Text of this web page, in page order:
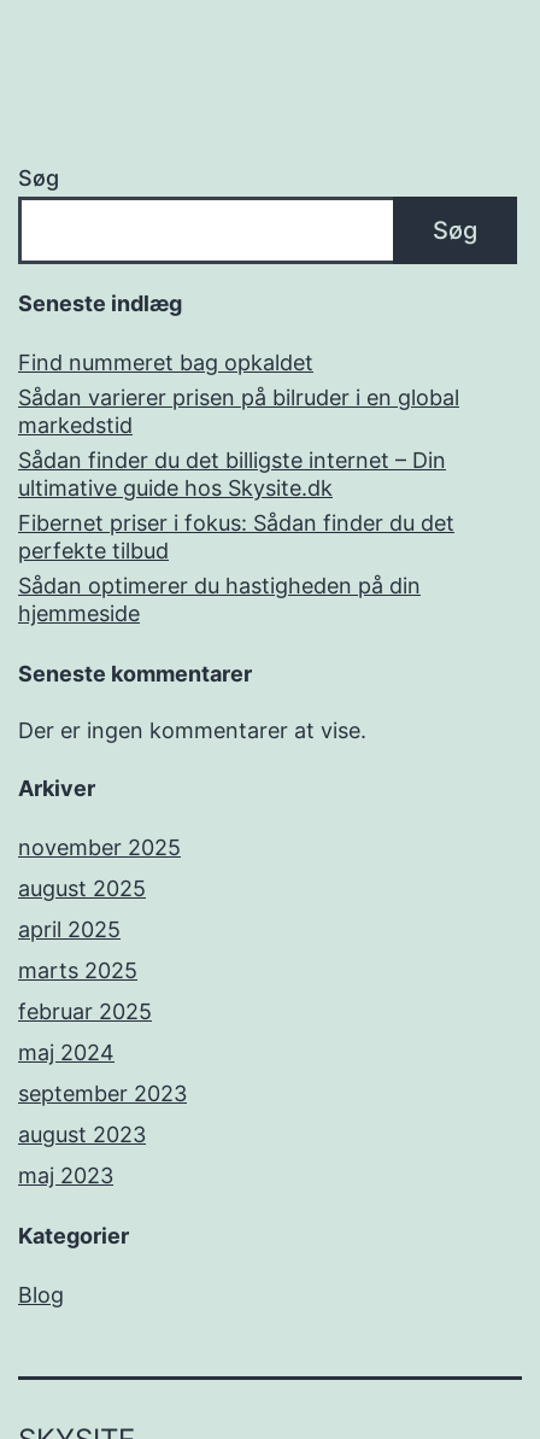
Søg
Søg
Seneste indlæg
Find nummeret bag opkaldet
Sådan varierer prisen på bilruder i en global
markedstid
Sådan finder du det billigste internet – Din
ultimative guide hos Skysite.dk
Fibernet priser i fokus: Sådan finder du det
perfekte tilbud
Sådan optimerer du hastigheden på din
hjemmeside
Seneste kommentarer
Der er ingen kommentarer at vise.
Arkiver
november 2025
august 2025
april 2025
marts 2025
februar 2025
maj 2024
september 2023
august 2023
maj 2023
Kategorier
Blog